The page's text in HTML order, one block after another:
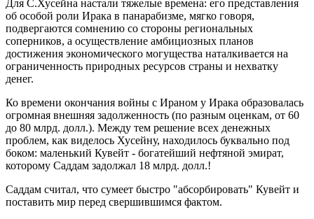
Для С.Хусейна настали тяжелые времена: его представления
об особой роли Ирака в панарабизме, мягко говоря,
подвергаются сомнению со стороны региональных
соперников, а осуществление амбициозных планов
достижения экономического могущества наталкивается на
ограниченность природных ресурсов страны и нехватку
денег.
Ко времени окончания войны с Ираном у Ирака образовалась
огромная внешняя задолженность (по разным оценкам, от 60
до 80 млрд. долл.). Между тем решение всех денежных
проблем, как виделось Хусейну, находилось буквально под
боком: маленький Кувейт - богатейший нефтяной эмират,
которому Саддам задолжал 18 млрд. долл.!
Саддам считал, что сумеет быстро "абсорбировать" Кувейт и
поставить мир перед свершившимся фактом.